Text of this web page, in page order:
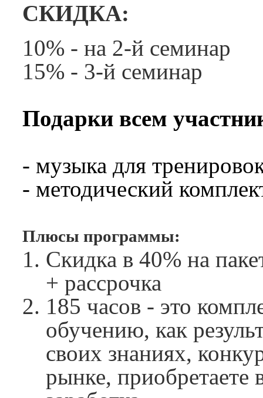
CКИДКА:
10% - на 2-й семинар
15% - 3-й семинар
Подарки всем
- музыка для
- методический
Плюсы программы:
Скидка в 40% на
+ рассрочка
185 часов - это
обучению, как
своих знаниях,
рынке, приобретаете